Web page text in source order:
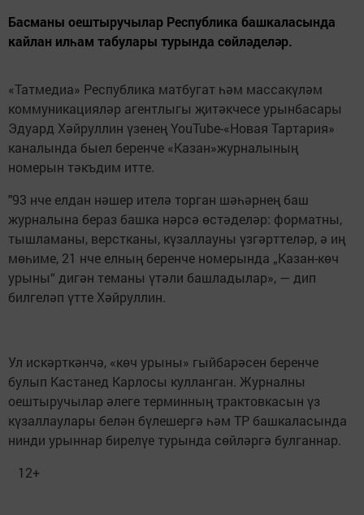
Басманы оештыручылар Республика башкаласында
кайлан илһам табулары турында сөйләделәр.
«Татмедиа» Республика матбугат һәм массакүләм
коммуникацияләр агентлыгы җитәкчесе урынбасары
Эдуард Хәйруллин үзенең YouTube-«Новая Тартария»
каналында быел беренче «Казан»журналының
номерын тәкъдим итте.
"93 нче елдан нәшер ителә торган шәһәрнең баш
журналына бераз башка нәрсә өстәделәр: форматны,
тышламаны, верстканы, күзаллауны үзгәрттеләр, ә иң
мөһиме, 21 нче елның беренче номерында „Казан-көч
урыны“ дигән теманы үтәли башладылар», — дип
билгеләп үтте Хәйруллин.
Ул искәрткәнчә, «көч урыны» гыйбарәсен беренче
булып Кастанед Карлосы кулланган. Журналны
оештыручылар әлеге терминның трактовкасын үз
күзаллаулары белән бүлешергә һәм ТР башкаласында
нинди урыннар бирелүе турында сөйләргә булганнар.
12+